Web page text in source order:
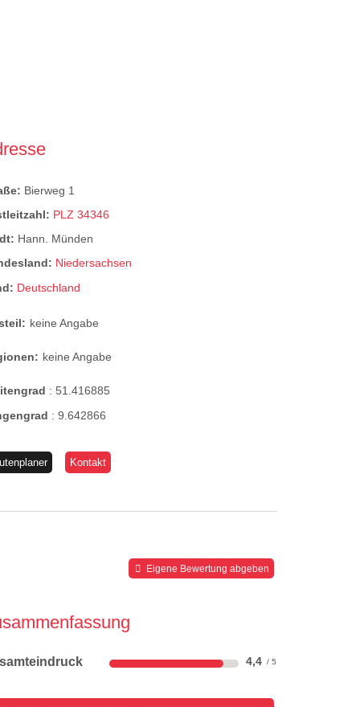
Bierweg 1
PLZ 34346
Hann. Münden
Niedersachsen
Deutschland
keine Angabe
keine Angabe
:51.416885
:9.642866
Kontakt
Eigene Bewertung abgeben
4,4